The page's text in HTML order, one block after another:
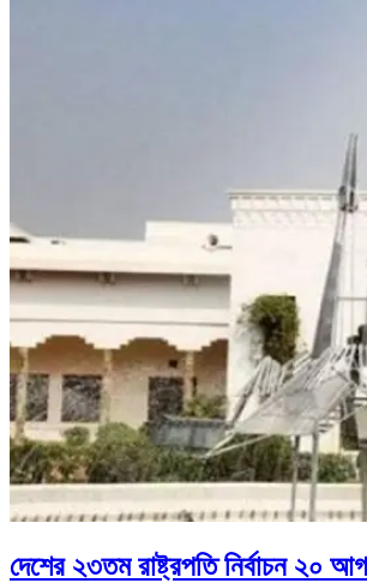
দেশের ২৩তম রাষ্ট্রপতি নির্বাচন ২০